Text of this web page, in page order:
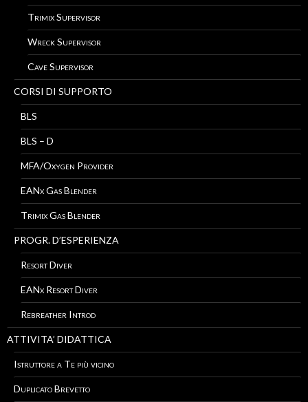
Trimix Supervisor
Wreck Supervisor
Cave Supervisor
CORSI DI SUPPORTO
BLS
BLS – D
MFA/Oxygen Provider
EANx Gas Blender
Trimix Gas Blender
PROGR. D’ESPERIENZA
Resort Diver
EANx Resort Diver
Rebreather Introd
ATTIVITA’ DIDATTICA
Istruttore a Te più vicino
Duplicato Brevetto